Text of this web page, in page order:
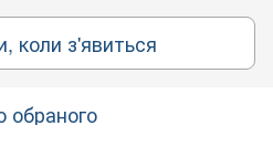
коли з'явиться
обраного